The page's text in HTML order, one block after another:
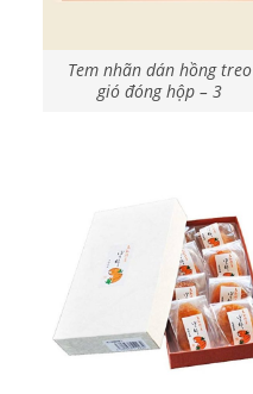
Tem nhãn dán hồng treo
gió đóng hộp – 3